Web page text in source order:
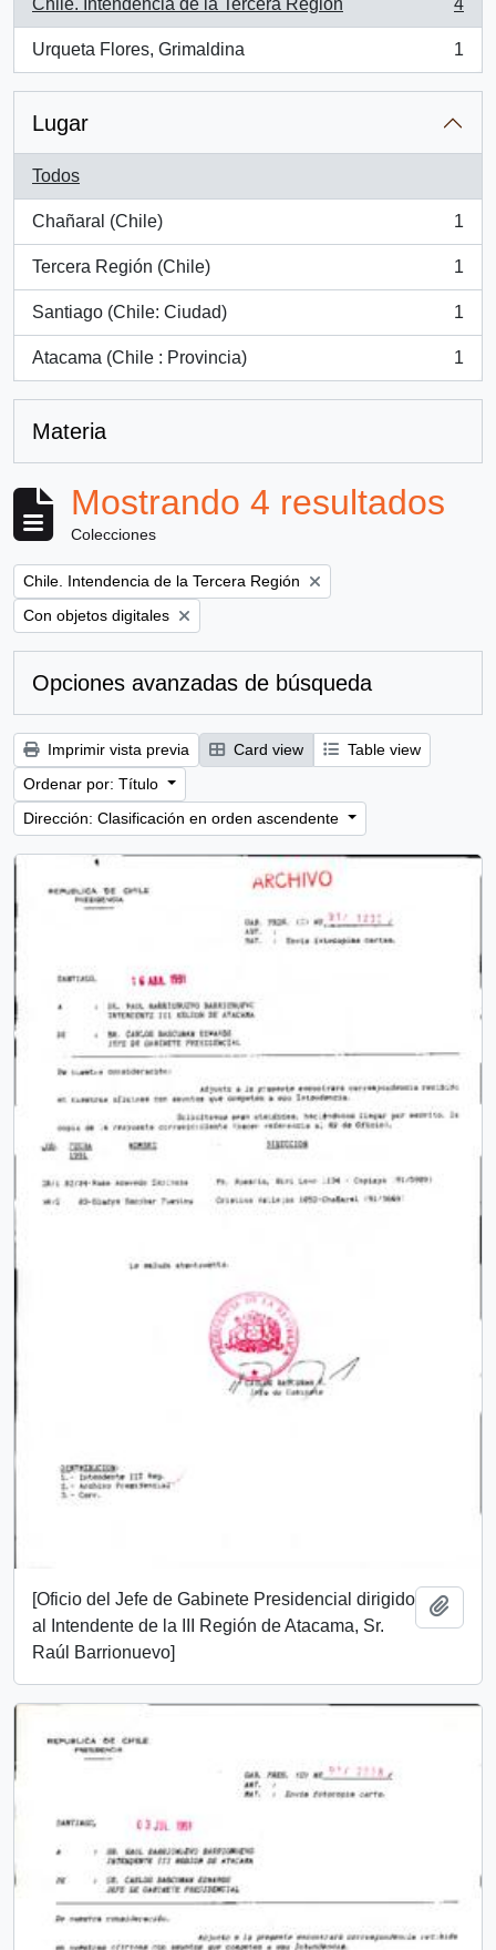
Chile. Intendencia de la Tercera Región
, 4 resultados
4
Urqueta Flores, Grimaldina
, 1 resultados
1
Lugar
Todos
Chañaral (Chile)
, 1 resultados
1
Tercera Región (Chile)
, 1 resultados
1
Santiago (Chile: Ciudad)
, 1 resultados
1
Atacama (Chile : Provincia)
, 1 resultados
1
Materia
Mostrando 4 resultados
Colecciones
Remove filter:
Chile. Intendencia de la Tercera Región
Remove filter:
Con objetos digitales
Opciones avanzadas de búsqueda
Imprimir vista previa Card view
Table view
Ordenar por: Título
Dirección: Clasificación en orden ascendente
[Oficio del Jefe de Gabinete Presidencial dirigido
al Intendente de la III Región de Atacama, Sr.
Raúl Barrionuevo]